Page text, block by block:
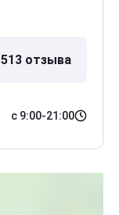
513 отзыва
с 9:00-21:00